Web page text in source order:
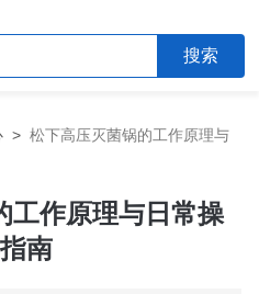
>松下高压灭菌锅的工作原理与
工作原理与日常操
南